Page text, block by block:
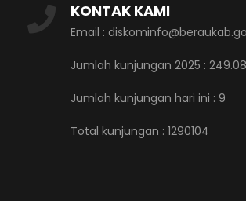
KONTAK KAMI
Email :
Jumlah kunjungan 2025 :
Jumlah kunjungan hari ini : 9
Total kunjungan : 1290104